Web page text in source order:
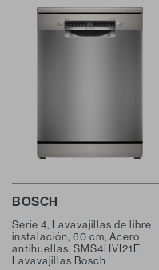
BOSCH
Serie 4, Lavavajillas de libre
instalación, 60 cm, Acero
antihuellas, SMS4HVI21E
Lavavajillas Bosch